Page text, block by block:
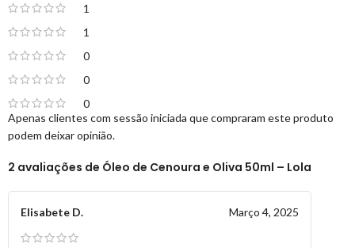
1
1
0
0
0
2 avaliações de Óleo de Cenoura e Oliva 50ml – Lola
Elisabete D. Março 4, 2025
Apenas clientes com sessão iniciada que compraram este produto
podem deixar opinião.